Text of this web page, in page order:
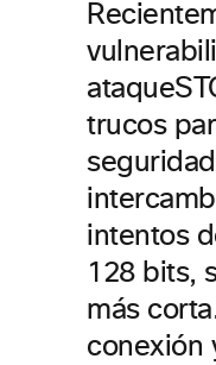
trucos
intentos
128 bits,
más
conexión